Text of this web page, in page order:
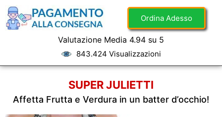
Ordina Adesso
Valutazione Media 4.94 su 5
843.424 Visualizzazioni
SUPER JULIETTI
Affetta Frutta e Verdura in un batter d’occhio!